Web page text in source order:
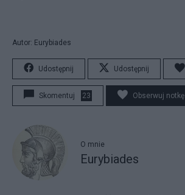
Autor: Eurybiades
Udostępnij Udostępnij
Skomentuj 23 Obserwuj notkę
O mnie
Eurybiades